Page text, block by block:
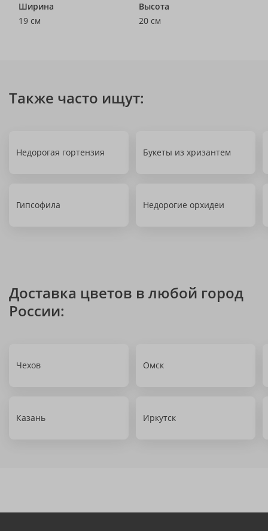
Ширина
19 см
Высота
20 см
Также часто ищут:
Недорогая гортензия Букеты из хризантем
Гипсофила Недорогие орхидеи
Доставка цветов в любой город
России:
Чехов Омск
Казань Иркутск